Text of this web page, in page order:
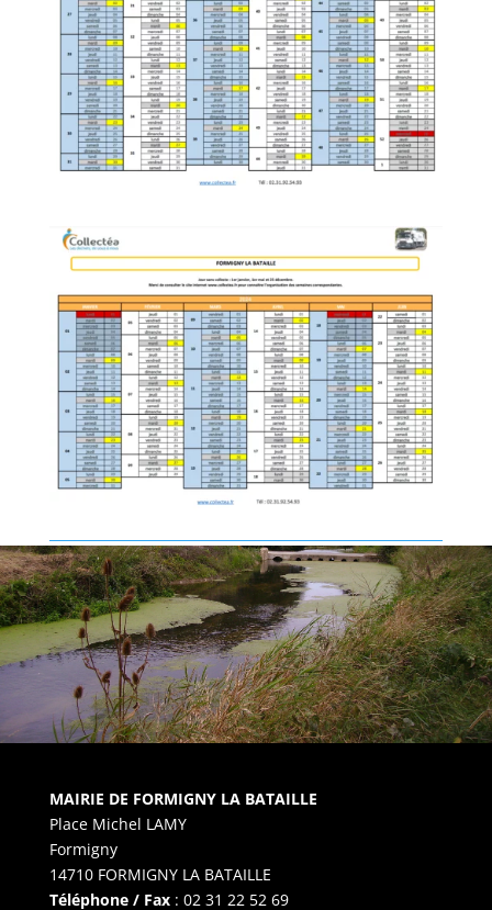
MAIRIE DE FORMIGNY LA BATAILLE
Place Michel LAMY
Formigny
14710 FORMIGNY LA BATAILLE
Téléphone / Fax: 02 31 22 52 69